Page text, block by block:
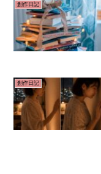
創作日記
創作日記